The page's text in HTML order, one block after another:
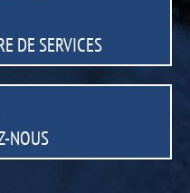
DE SERVICES
NOUS